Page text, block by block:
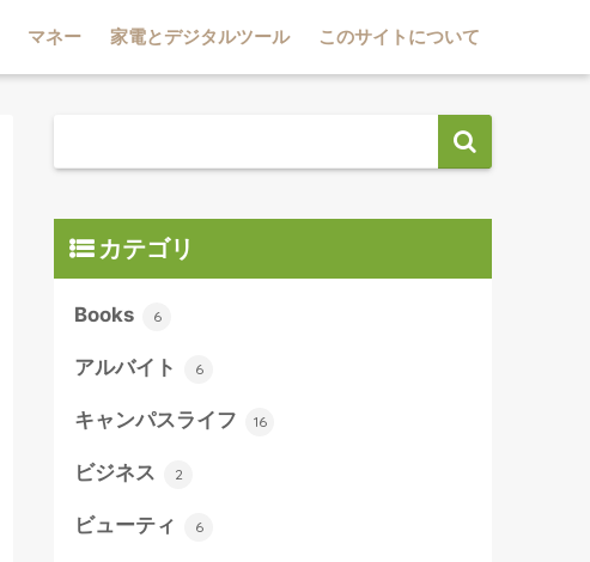
マネー 家電とデジタルツール このサイトについて
カテゴリ
Books 6
アルバイト 6
キャンパスライフ 16
ビジネス 2
ビューティ 6